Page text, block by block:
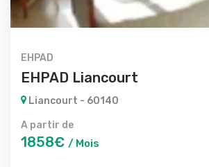
EHPAD
EHPAD Liancourt
Liancourt - 60140
A partir de
1858€ / Mois